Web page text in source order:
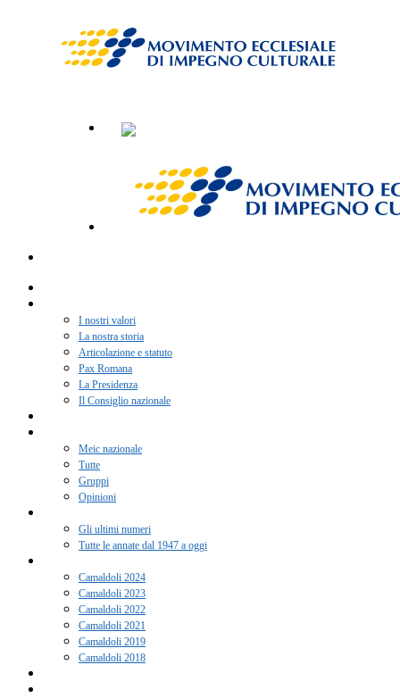
I nostri valori
La nostra storia
Articolazione e statuto
Pax Romana
La Presidenza
Il Consiglio nazionale
Meic nazionale
Tutte
Gruppi
Opinioni
Gli ultimi numeri
Tutte le annate dal 1947 a oggi
Camaldoli 2024
Camaldoli 2023
Camaldoli 2022
Camaldoli 2021
Camaldoli 2019
Camaldoli 2018